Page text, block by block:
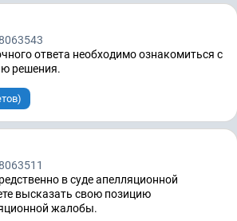
ответа необходимо ознакомиться с
решения.
в суде апелляционной
высказать свою позицию
жалобы.